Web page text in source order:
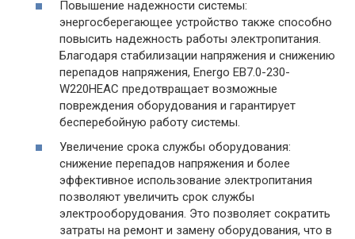
Повышение надежности системы:
энергосберегающее устройство также способно
повысить надежность работы электропитания.
Благодаря стабилизации напряжения и снижению
перепадов напряжения, Energo EB7.0-230-
W220HЕAC предотвращает возможные
повреждения оборудования и гарантирует
бесперебойную работу системы.
Увеличение срока службы оборудования:
снижение перепадов напряжения и более
эффективное использование электропитания
позволяют увеличить срок службы
электрооборудования. Это позволяет сократить
затраты на ремонт и замену оборудования, что в